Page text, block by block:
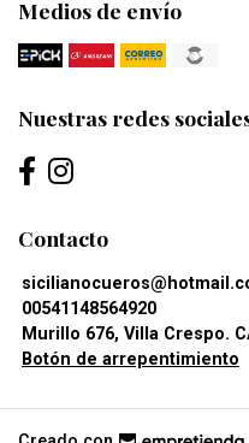
Medios de envío
Nuestras redes
Contacto
00541148564920
Murillo 676, Villa Crespo.
Botón de arrepentimiento